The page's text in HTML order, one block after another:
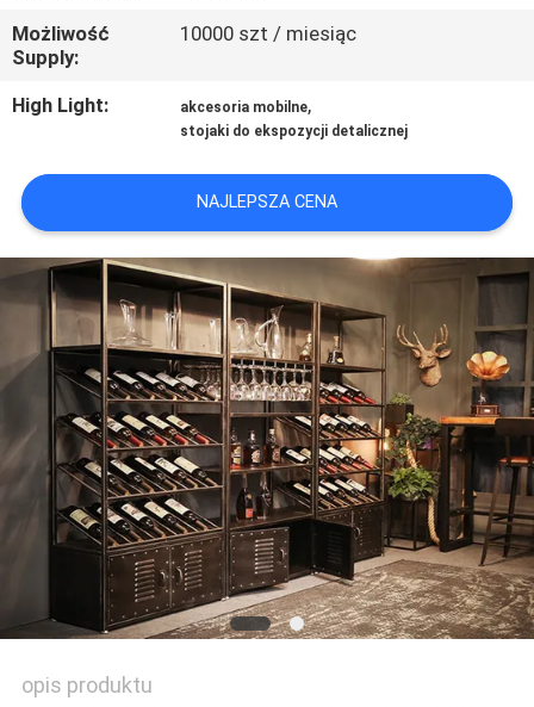
SKONTAKTUJ
SIĘ
Z
POPROSIĆ
O
WYCENĘ
SITEMAP
PRIVACY
POLICY
Możliwość
Supply:
10000 szt / miesiąc
High Light: akcesoria mobilne,
stojaki do ekspozycji detalicznej
NAJLEPSZA CENA
opis produktu